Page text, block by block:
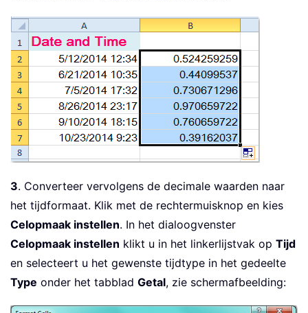
3. Converteer vervolgens de decimale waarden naar
het tijdformaat. Klik met de rechtermuisknop en kies
Celopmaak instellen. In het dialoogvenster
Celopmaak instellen klikt u in het linkerlijstvak op Tijd
en selecteert u het gewenste tijdtype in het gedeelte
Type onder het tabblad Getal, zie schermafbeelding: